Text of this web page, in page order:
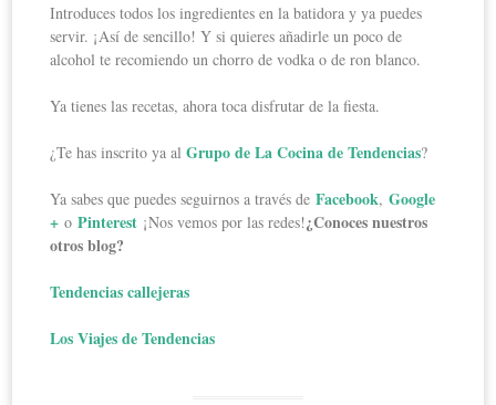
Introduces todos los ingredientes en la batidora y ya puedes
servir. ¡Así de sencillo! Y si quieres añadirle un poco de
alcohol te recomiendo un chorro de vodka o de ron blanco.
Ya tienes las recetas, ahora toca disfrutar de la fiesta.
¿Te has inscrito ya alGrupo de La Cocina de Tendencias?
Ya sabes que puedes seguirnos a través deFacebook,Google
+ oPinterest ¡Nos vemos por las redes!¿Conoces nuestros
otros blog?
Tendencias callejeras
Los Viajes de Tendencias